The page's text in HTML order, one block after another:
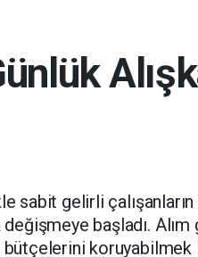
sabit gelirli
değişmeye başladı. Alım
koruyabilmek